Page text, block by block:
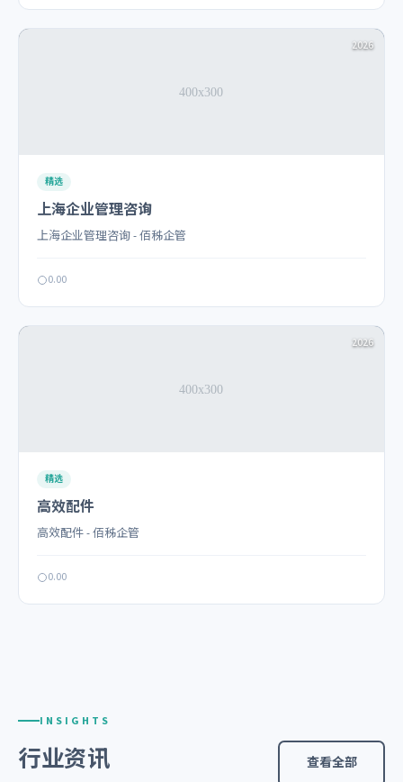
2026
精选
上海企业管理咨询
上海企业管理咨询 - 佰秭企管
0.00
2026
精选
高效配件
高效配件 - 佰秭企管
0.00
INSIGHTS
行业资讯 查看全部